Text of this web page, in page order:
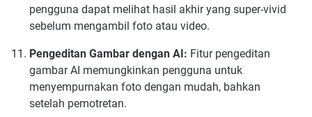
pengguna dapat melihat hasil akhir yang super-vivid
sebelum mengambil foto atau video.
Pengeditan Gambar dengan AI: Fitur pengeditan
gambar AI memungkinkan pengguna untuk
menyempurnakan foto dengan mudah, bahkan
setelah pemotretan.